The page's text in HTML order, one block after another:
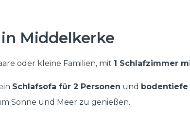
Middelkerke
oder kleine Familien, mit 1 Schlafzimmer
Schlafsofa für 2 Personen und bodentiefe
Sonne und Meer zu genießen.